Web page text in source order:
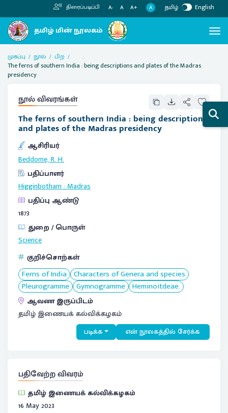
திரைப்படிப்பி A- A A+ A தமிழ் English
முகப்பு நூல்
பிற
The ferns of southern India : being descriptions and plates of the Madras
presidency
நூல் விவரங்கள்
The ferns of southern India : being descriptions
and plates of the Madras presidency
ஆசிரியர்
Beddome, R. H.
பதிப்பாளர்
Higginbotham:Madras
பதிப்பு ஆண்டு
1873
துறை / பொருள்
Science
குறிச்சொற்கள்
Ferns of India Characters of Genera and species
Pleurogramme Gymnogramme Heminoitdeae.
ஆவண இருப்பிடம்
தமிழ் இணையக் கல்விக்கழகம்
படிக்க என் நூலகத்தில் சேர்க்க
பதிவேற்ற விவரம்
தமிழ் இணையக் கல்விக்கழகம்
16 May 2023